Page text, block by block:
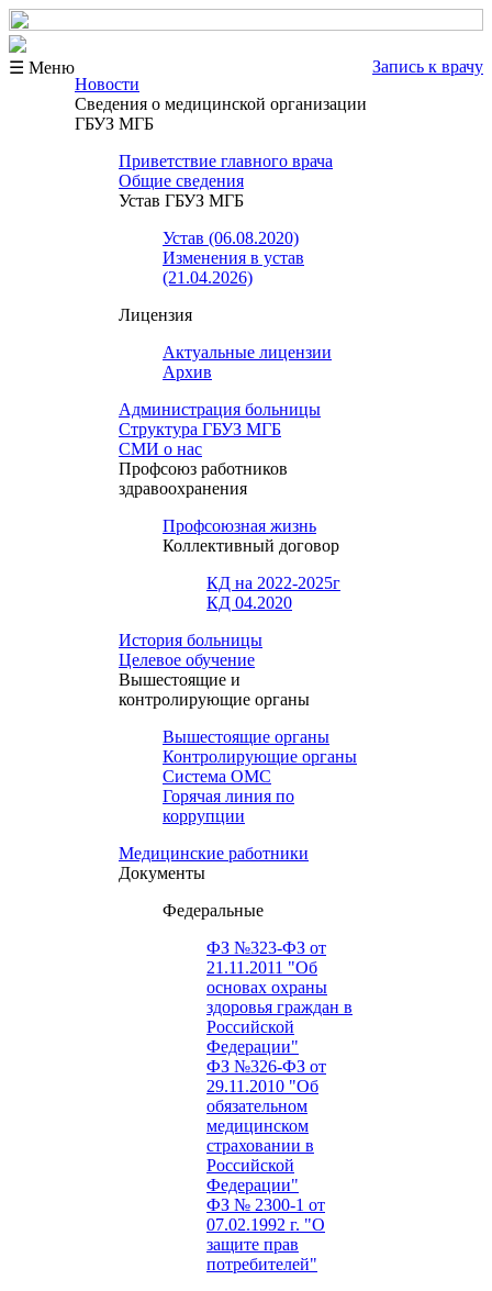
☰ Меню
Запись к врачу
Новости
Сведения о медицинской организации
ГБУЗ МГБ
Приветствие главного врача
Общие сведения
Устав ГБУЗ МГБ
Устав (06.08.2020)
Изменения в устав
(21.04.2026)
Лицензия
Актуальные лицензии
Архив
Администрация больницы
Структура ГБУЗ МГБ
СМИ о нас
Профсоюз работников
здравоохранения
Профсоюзная жизнь
Коллективный договор
КД на 2022-2025г
КД 04.2020
История больницы
Целевое обучение
Вышестоящие и
контролирующие органы
Вышестоящие органы
Контролирующие органы
Система ОМС
Горячая линия по
коррупции
Медицинские работники
Документы
Федеральные
ФЗ №323-ФЗ от
21.11.2011 "Об
основах охраны
здоровья граждан в
Российской
Федерации"
ФЗ №326-ФЗ от
29.11.2010 "Об
обязательном
медицинском
страховании в
Российской
Федерации"
ФЗ № 2300-1 от
07.02.1992 г. "О
защите прав
потребителей"